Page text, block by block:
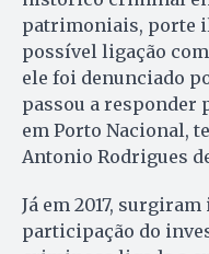
patrimoniais, porte
possível ligação
ele foi denunciado
passou a
em Porto Nacional,
Antonio Rodrigues
Já em 2017,
participação do